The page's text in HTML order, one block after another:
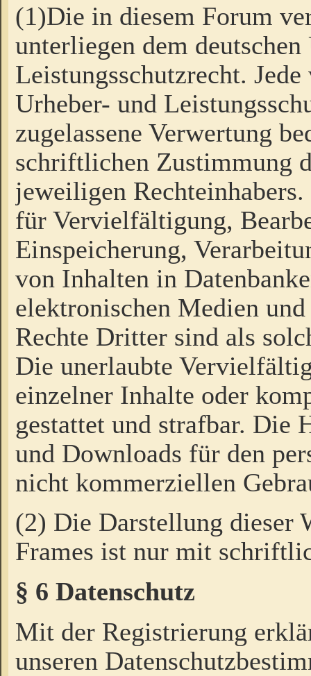
(1)Die in diesem Forum
unterliegen dem
Leistungsschutzrecht.
Urheber- und
zugelassene Verwertung
schriftlichen Zustimmung
jeweiligen
für Vervielfältigung,
Einspeicherung,
von Inhalten in
elektronischen Medien
Rechte Dritter sind als
Die unerlaubte
einzelner Inhalte oder
gestattet und strafbar. Die
und Downloads für den
nicht kommerziellen
(2) Die Darstellung dieser
Frames ist nur mit
§ 6 Datenschutz
Mit der Registrierung
unseren